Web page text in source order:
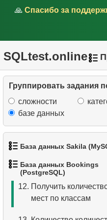
🙏 Спасибо за
SQLtest.online
Группировать задания
сложности
базе данных
База данных Sakila
1.Получить список
Имена актёров
3. Упорядоченный
База данных Bookings
(PostgreSQL)
Домодедово
по дате
Анализ
самолётов
9.Типы тарифов
Самолеты без
класса
Самолеты с
тарифными
12. Получить
мест по классам